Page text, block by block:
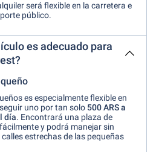
será flexible en la carretera e
público.
es adecuado para
es especialmente flexible en
uno por tan solo 500 ARS a
día. Encontrará una plaza de
y podrá manejar sin
estrechas de las pequeñas